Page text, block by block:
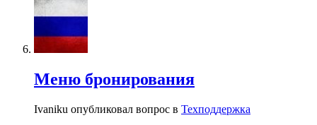
Меню бронирования
Ivaniku опубликовал вопрос в Техподдержка